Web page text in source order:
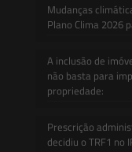
Mudanças
Plano Clima 2026
A inclusão de
não basta para
propriedade:
Prescrição
decidiu o TRF1 no